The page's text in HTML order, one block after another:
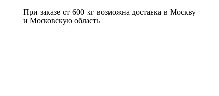
При заказе от 600 кг возможна доставка в Москву
и Московскую область